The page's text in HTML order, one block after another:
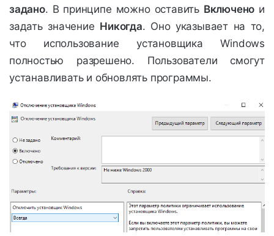
задано. В принципе можно оставить Включено и
задать значение Никогда. Оно указывает на то,
что использование установщика Windows
полностью разрешено. Пользователи смогут
устанавливать и обновлять программы.